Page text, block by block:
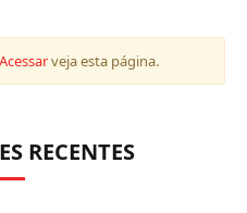
Acessarveja esta página.
RECENTES